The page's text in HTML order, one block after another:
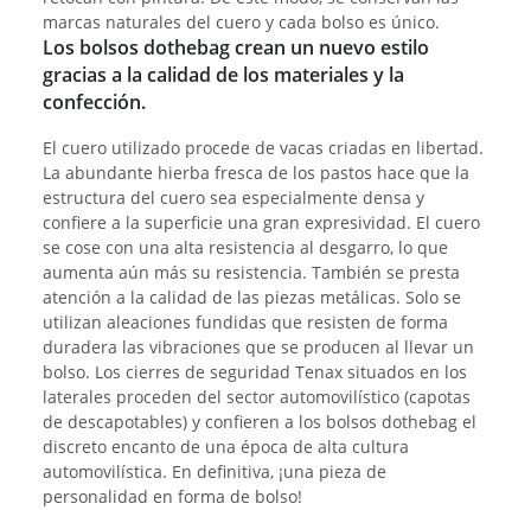
marcas naturales del cuero y cada bolso es único.
Los bolsos dothebag crean un nuevo estilo
gracias a la calidad de los materiales y la
confección.
El cuero utilizado procede de vacas criadas en libertad.
La abundante hierba fresca de los pastos hace que la
estructura del cuero sea especialmente densa y
confiere a la superficie una gran expresividad. El cuero
se cose con una alta resistencia al desgarro, lo que
aumenta aún más su resistencia. También se presta
atención a la calidad de las piezas metálicas. Solo se
utilizan aleaciones fundidas que resisten de forma
duradera las vibraciones que se producen al llevar un
bolso. Los cierres de seguridad Tenax situados en los
laterales proceden del sector automovilístico (capotas
de descapotables) y confieren a los bolsos dothebag el
discreto encanto de una época de alta cultura
automovilística. En definitiva, ¡una pieza de
personalidad en forma de bolso!